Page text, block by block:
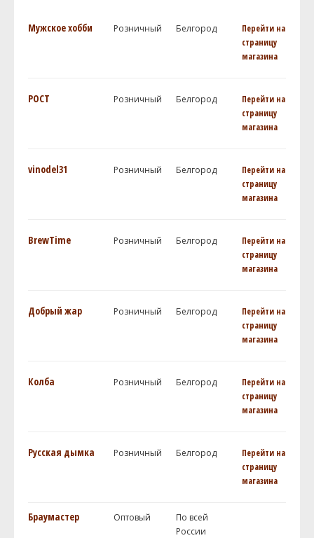
Мужское хобби Розничный Белгород
Перейти на
страницу
магазина
РОСТ Розничный Белгород
Перейти на
страницу
магазина
vinodel31 Розничный Белгород
Перейти на
страницу
магазина
BrewTime Розничный Белгород
Перейти на
страницу
магазина
Добрый жар Розничный Белгород
Перейти на
страницу
магазина
Колба Розничный Белгород
Перейти на
страницу
магазина
Русская дымка Розничный Белгород
Перейти на
страницу
магазина
Браумастер Оптовый
По всей
России